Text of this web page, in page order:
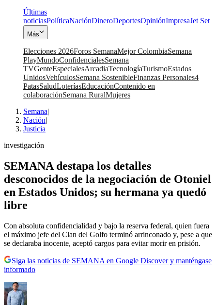
Últimas
noticiasPolíticaNaciónDineroDeportesOpiniónImpresaJet Set
Más
Elecciones 2026Foros SemanaMejor ColombiaSemana
PlayMundoConfidencialesSemana
TVGenteEspecialesArcadiaTecnologíaTurismoEstados
UnidosVehículosSemana SostenibleFinanzas Personales4
PatasSaludLoteríasEducaciónContenido en
colaboraciónSemana RuralMujeres
Semana|
Nación|
Justicia
investigación
SEMANA destapa los detalles
desconocidos de la negociación de Otoniel
en Estados Unidos; su hermana ya quedó
libre
Con absoluta confidencialidad y bajo la reserva federal, quien fuera
el máximo jefe del Clan del Golfo terminó arrinconado y, pese a que
se declaraba inocente, aceptó cargos para evitar morir en prisión.
Siga las noticias de SEMANA en Google Discover y manténgase
informado